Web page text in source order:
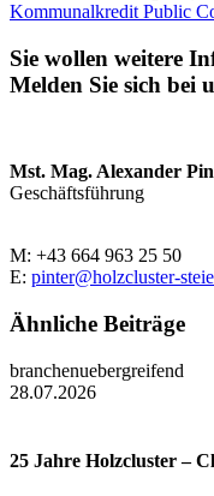
Kommunalkredit Public
Sie wollen weitere
Melden Sie sich bei
Mst. Mag. Alexander
Geschäftsführung
M: +43 664 963 25 50
E: pinter@holzcluster-
Ähnliche Beiträge
branchenuebergreifend
28.07.2026
25 Jahre Holzcluster –